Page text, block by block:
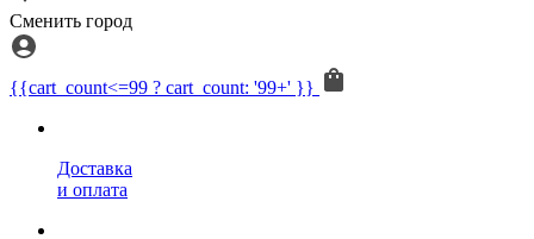
Сменить город
{{cart_count<=99 ? cart_count: '99+' }}
Доставка
и оплата